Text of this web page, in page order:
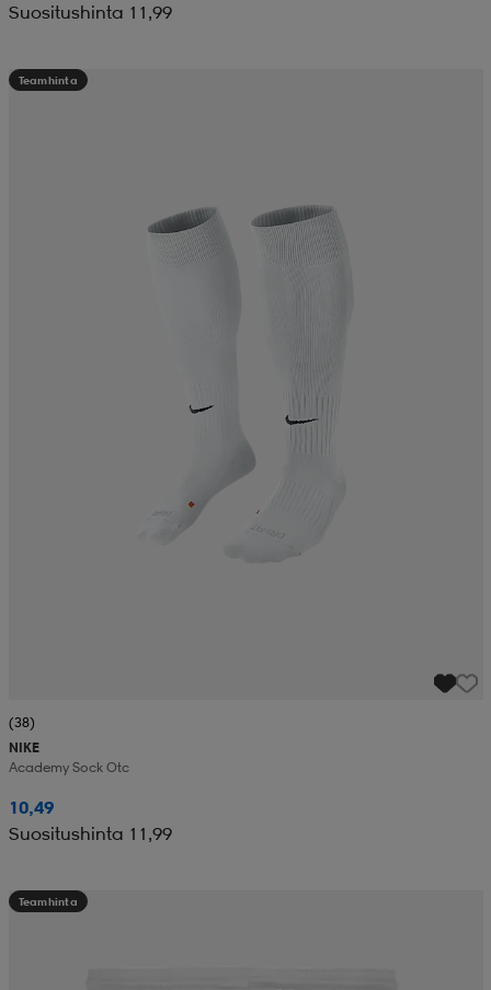
Suositushinta 11,99
Teamhinta
(38)
NIKE
Academy Sock Otc
10,49
Suositushinta 11,99
Teamhinta